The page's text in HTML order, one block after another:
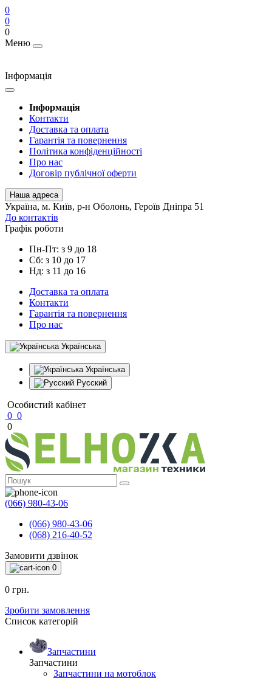
0
0
0
Меню
Інформація
Інформація
Контакти
Доставка та оплата
Гарантія та повернення
Політика конфіденційності
Про нас
Договір публічної оферти
Наша адреса
Українa, м. Київ, р-н Оболонь, Героїв Дніпра 51
До контактів
Графік роботи
Пн-Пт: з 9 до 18
Сб: з 10 до 17
Нд: з 11 до 16
Доставка та оплата
Контакти
Гарантія та повернення
Про нас
Українська
Українська
Русский
Особистий кабінет
0 0
0
(066) 980-43-06
(066) 980-43-06
(068) 216-40-52
Замовити дзвінок
0
0 грн.
Зробити замовлення
Список категорій
Запчастини
Запчастини
Запчастини на мотоблок